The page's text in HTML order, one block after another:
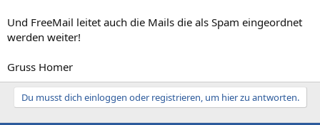
Und FreeMail leitet auch die Mails die als Spam eingeordnet
werden weiter!
Gruss Homer
Du musst dich einloggen oder registrieren, um hier zu antworten.